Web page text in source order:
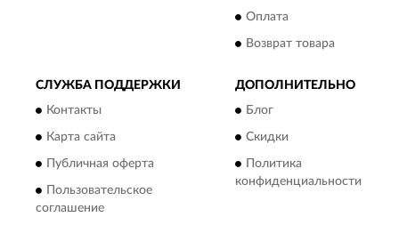
Оплата
Возврат товара
СЛУЖБА ПОДДЕРЖКИ
Контакты
Карта сайта
Публичная оферта
Пользовательское
соглашение
ДОПОЛНИТЕЛЬНО
Блог
Скидки
Политика
конфиденциальности